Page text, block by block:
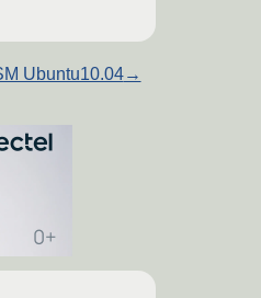
Ubuntu10.04→